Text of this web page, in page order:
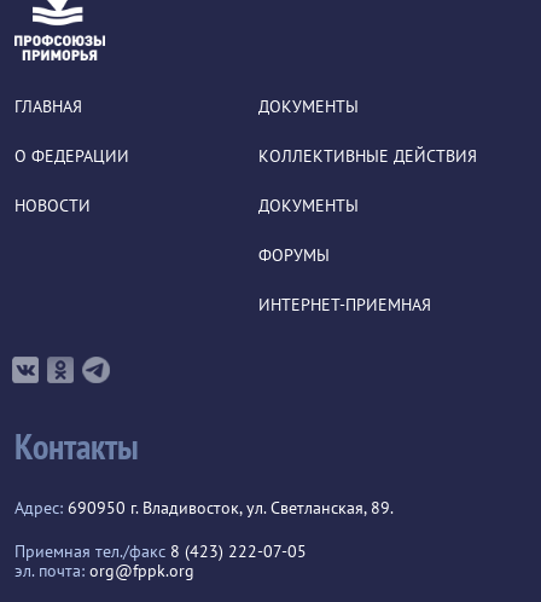
ГЛАВНАЯ
О ФЕДЕРАЦИИ
НОВОСТИ
ДОКУМЕНТЫ
КОЛЛЕКТИВНЫЕ ДЕЙСТВИЯ
ДОКУМЕНТЫ
ФОРУМЫ
ИНТЕРНЕТ-ПРИЕМНАЯ
Контакты
Адрес: 690950 г. Владивосток, ул. Светланская, 89.
Приемная тел./факс 8 (423) 222-07-05
эл. почта: org@fppk.org